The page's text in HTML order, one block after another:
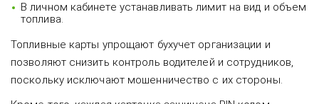
В личном кабинете устанавливать лимит на вид и объем
топлива.
Топливные карты упрощают бухучет организации и
позволяют снизить контроль водителей и сотрудников,
поскольку исключают мошенничество с их стороны.